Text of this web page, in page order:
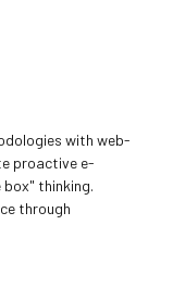
with web-
proactive e-
thinking.
through